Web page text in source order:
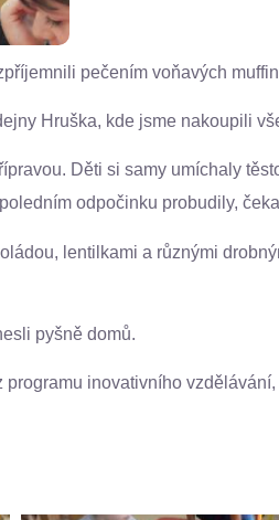
pečením voňavých
Hruška, kde jsme nakoupili
Děti si samy umíchaly
odpočinku probudily,
lentilkami a různými
pyšně domů.
inovativního